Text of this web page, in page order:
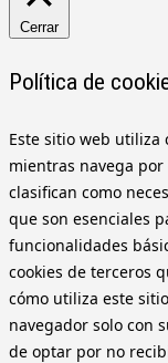
Cerrar
Política de
Este sitio web utiliza
mientras navega por
clasifican como
que son esenciales
funcionalidades
cookies de terceros
cómo utiliza este
navegador solo con
de optar por no